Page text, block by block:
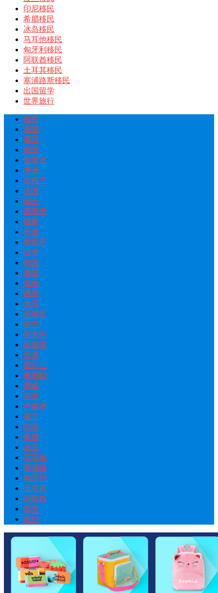
印尼移民
希腊移民
冰岛移民
马耳他移民
匈牙利移民
阿联酋移民
土耳其移民
塞浦路斯移民
出国留学
世界旅行
移民
美国
英国
德国
加拿大
澳洲
新西兰
法国
瑞士
西班牙
瑞典
丹麦
葡萄牙
日本
韩国
泰国
缅甸
越南
大马
菲律宾
荷兰
意大利
新加坡
香港
爱尔兰
奥地利
挪威
芬兰
卢森堡
波兰
印尼
希腊
冰岛
马耳他
塞浦路
匈牙利
土耳其
阿联酋
留学
旅行